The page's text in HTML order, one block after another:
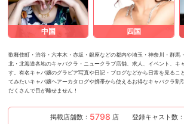
中国 四国
歌舞伎町・渋谷・六本木・赤坂・銀座などの都内や埼玉・神奈川・群馬
北・北海道各地のキャバクラ・ニュークラブ店舗、求人、イベント、キ
す。有名キャバ嬢のグラビア写真や日記・ブログなどから日常を見るこ
てみたいキャバ嬢ヘアーカタログや携帯から使えるお得なキャバクラ割
だくさんで目が離せません！
掲載店舗数： 5798 店 登録キャスト数：